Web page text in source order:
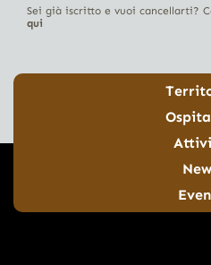
Sei già iscritto e vuoi cancellarti?
qui